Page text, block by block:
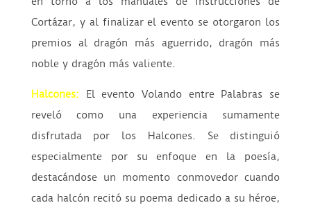
Cortázar, y al finalizar el evento se otorgaron los
premios al dragón más aguerrido, dragón más
noble y dragón más valiente.
Halcones: El evento Volando entre Palabras se
reveló como una experiencia sumamente
disfrutada por los Halcones. Se distinguió
especialmente por su enfoque en la poesía,
destacándose un momento conmovedor cuando
cada halcón recitó su poema dedicado a su héroe,